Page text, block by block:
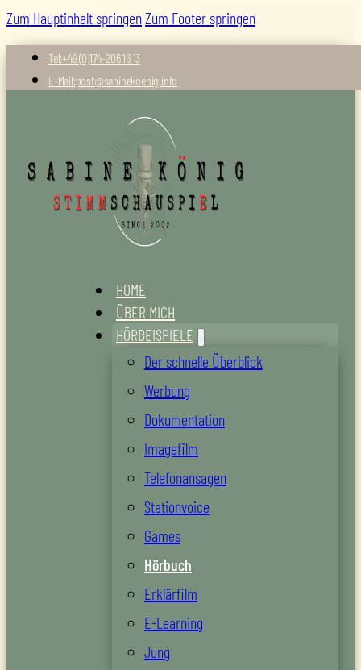
Zum Hauptinhalt springenZum Footer springen
Tel:+49 (0)174-206 16 13
E-Mail:post@sabinekoenig.info
HOME
ÜBER MICH
HÖRBEISPIELE
Der schnelle Überblick
Werbung
Dokumentation
Imagefilm
Telefonansagen
Stationvoice
Games
Hörbuch
Erklärfilm
E-Learning
Jung